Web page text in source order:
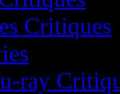
Critiques
ray